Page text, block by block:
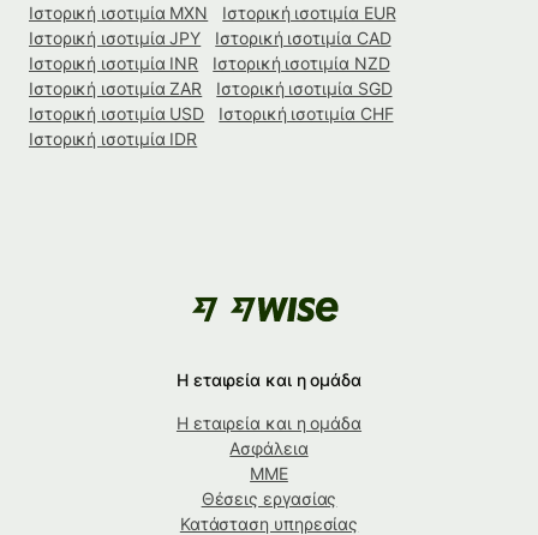
Ιστορική ισοτιμία MXN
Ιστορική ισοτιμία EUR
Ιστορική ισοτιμία JPY
Ιστορική ισοτιμία CAD
Ιστορική ισοτιμία INR
Ιστορική ισοτιμία NZD
Ιστορική ισοτιμία ZAR
Ιστορική ισοτιμία SGD
Ιστορική ισοτιμία USD
Ιστορική ισοτιμία CHF
Ιστορική ισοτιμία IDR
Η εταιρεία και η ομάδα
Η εταιρεία και η ομάδα
Ασφάλεια
ΜΜΕ
Θέσεις εργασίας
Κατάσταση υπηρεσίας